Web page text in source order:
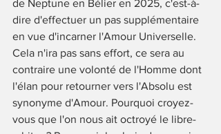
de Neptune en Bélier en 2025, c'est-à-
dire d'effectuer un pas supplémentaire
en vue d'incarner l'Amour Universelle.
Cela n'ira pas sans effort, ce sera au
contraire une volonté de l'Homme dont
l'élan pour retourner vers l'Absolu est
synonyme d'Amour. Pourquoi croyez-
vous que l'on nous ait octroyé le libre-